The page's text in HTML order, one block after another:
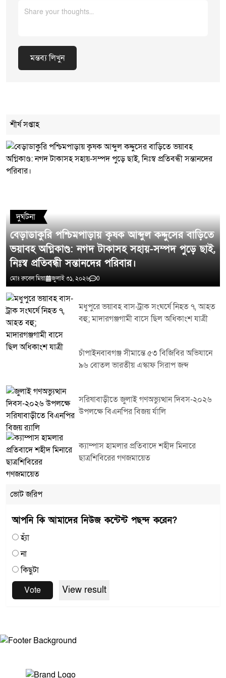
মন্তব্য লিখুন
শীর্ষ সপ্তাহ
দুর্ঘটনা
বেড়াডাকুরি পশ্চিমপাড়ায় কৃষক আব্দুল কদ্দুসের বাড়িতে
ভয়াবহ অগ্নিকাণ্ড: নগদ টাকাসহ সহায়-সম্পদ পুড়ে ছাই,
নিঃস্ব প্রতিবন্ধী সন্তানদের পরিবার।
মোঃ রুবেল মিয়া জুলাই ৩১, ২০২৬ 0
মধুপুরে ভয়াবহ বাস-ট্রাক সংঘর্ষে নিহত ৭, আহত
বহু; মাদারগঞ্জগামী বাসে ছিল অধিকাংশ যাত্রী
চাঁপাইনবাবগঞ্জ সীমান্তে ৫৩ বিজিবির অভিযানে
৯৬ বোতল ভারতীয় এস্কাফ সিরাপ জব্দ
সরিষাবাড়ীতে জুলাই গণঅভ্যুত্থান দিবস-২০২৬
উপলক্ষে বিএনপির বিজয় র্যালি
ক্যাম্পাস হামলার প্রতিবাদে শহীদ মিনারে
ছাত্রশিবিরের গণজমায়েত
ভোট জরিপ
আপনি কি আমাদের নিউজ কন্টেন্ট পছন্দ করেন?
হ্যাঁ
না
কিছুটা
Vote
View result